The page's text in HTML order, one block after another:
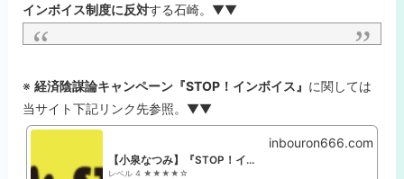
インボイス制度に反対する石崎。▼▼
※ 経済陰謀論キャンペーン『STOP！インボイス』 に関しては
当サイト下記リンク先参照。▼▼
【小泉なつみ】『STOP！インボイス』経済陰謀論
レベル 4 ★★★★☆
inbouron666.com